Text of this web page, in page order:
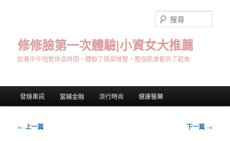
修修臉第一次體驗|小資女大推薦
趁著中午短暫休息時間，體驗了臉部微整，整個肌膚都亮了起來
尋
發燒車訊 當鋪金融 流行時尚 健康醫藥
文
← 上一篇 下一篇 →